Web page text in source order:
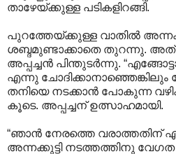
താഴേയ്ക്കുള്ള പടികളിറങ്ങി.
പുറത്തേയ്ക്കുള്ള വാതിൽ
ശബ്ദമുണ്ടാക്കാതെ തുറന്നു.
അപ്പച്ചൻ പിന്തുടർന്നു.
എന്നു ചോദിക്കാനാഞ്ഞെങ്കിലും
തനിയെ നടക്കാൻ പോകുന്ന
കൂടെ. അപ്പച്ചന് ഉത്സാഹമായി.
“ഞാൻ നേരത്തെ വരാത്തതിന്
അന്നക്കുട്ടി നടത്തത്തിനു വേഗത